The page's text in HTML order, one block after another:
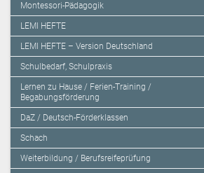
Montessori-Pädagogik
LEMI HEFTE
LEMI HEFTE – Version Deutschland
Schulbedarf, Schulpraxis
Lernen zu Hause / Ferien-Training /
Begabungsförderung
DaZ / Deutsch-Förderklassen
Schach
Weiterbildung / Berufsreifeprüfung